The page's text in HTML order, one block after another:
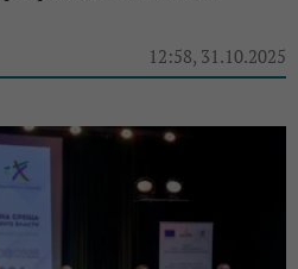
12:58, 31.10.2025